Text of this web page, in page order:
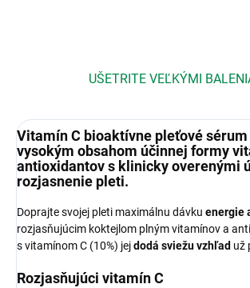
UŠETRITE VEĽKÝMI
Vitamín C bioaktívne pleťové sérum
vysokým obsahom účinnej formy
antioxidantov s klinicky overenými
rozjasnenie pleti.
Doprajte svojej pleti maximálnu dávku energie
rozjasňujúcim koktejlom plným vitamínov a
s vitamínom C (10%) jejdodá sviežu vzhľad už
Rozjasňujúci vitamín C